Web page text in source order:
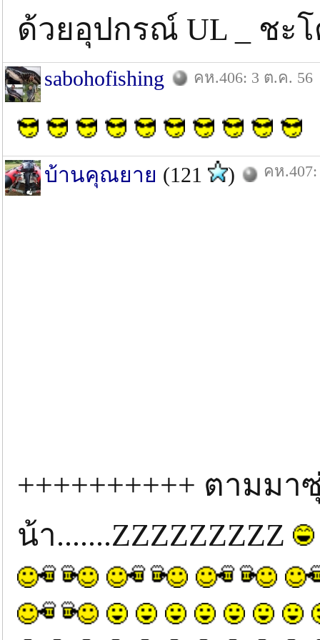
ด้วยอุปกรณ์ UL _ ชะ
sabohofishing คห.406: 3 ต.ค. 56
บ้านคุณยาย (121 ) คห
++++++++++ ตามม
น้า.......ZZZZZZZZZ